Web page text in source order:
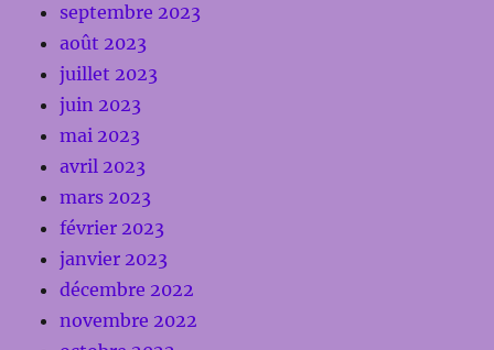
septembre 2023
août 2023
juillet 2023
juin 2023
mai 2023
avril 2023
mars 2023
février 2023
janvier 2023
décembre 2022
novembre 2022